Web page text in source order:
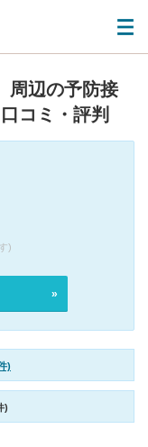
周辺の予防接
口コミ・評判
)
)
)